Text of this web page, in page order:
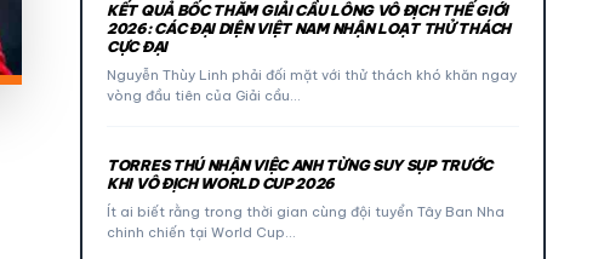
KẾT QUẢ BỐC THĂM GIẢI CẦU LÔNG VÔ ĐỊCH THẾ GIỚI
2026: CÁC ĐẠI DIỆN VIỆT NAM NHẬN LOẠT THỬ THÁCH
CỰC ĐẠI
Nguyễn Thùy Linh phải đối mặt với thử thách khó khăn ngay
vòng đầu tiên của Giải cầu…
TORRES THÚ NHẬN VIỆC ANH TỪNG SUY SỤP TRƯỚC
KHI VÔ ĐỊCH WORLD CUP 2026
Ít ai biết rằng trong thời gian cùng đội tuyển Tây Ban Nha
chinh chiến tại World Cup…